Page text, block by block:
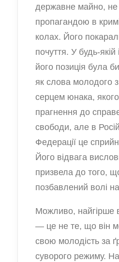
державне майно, не
пропагандою в
колах. Його
почуття. У будь-якій
його позиція була
як слова молодого
серцем юнака,
прагнення до
свободи, але в
Федерації це
Його відвага
призвела до того,
позбавлений волі
Можливо, найгірше
— це не те, що він
свою молодість за
суворого режиму.